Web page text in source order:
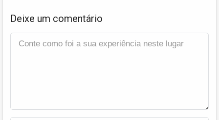
Deixe um comentário